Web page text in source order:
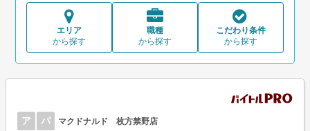
エリア
から探す
職種
から探す
こだわり条件
から探す
ア パ マクドナルド 枚方禁野店